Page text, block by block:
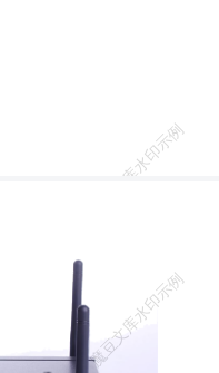
位值、视频监控等，可以实
据，以确保库区的安全。
线数据传输模块、雨量计、
数据传输模块进行数据远程